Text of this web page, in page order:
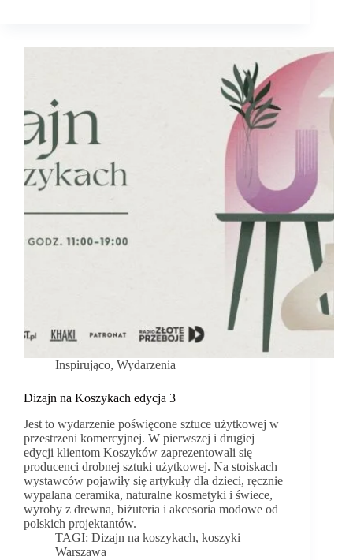
Dizajn
Inspirująco, Wydarzenia
Dizajn na Koszykach edycja 3
Jest to wydarzenie poświęcone sztuce użytkowej w
przestrzeni komercyjnej. W pierwszej i drugiej
edycji klientom Koszyków zaprezentowali się
producenci drobnej sztuki użytkowej. Na stoiskach
wystawców pojawiły się artykuły dla dzieci, ręcznie
wypalana ceramika, naturalne kosmetyki i świece,
wyroby z drewna, biżuteria i akcesoria modowe od
polskich projektantów.
TAGI: Dizajn na koszykach,koszyki
Warszawa